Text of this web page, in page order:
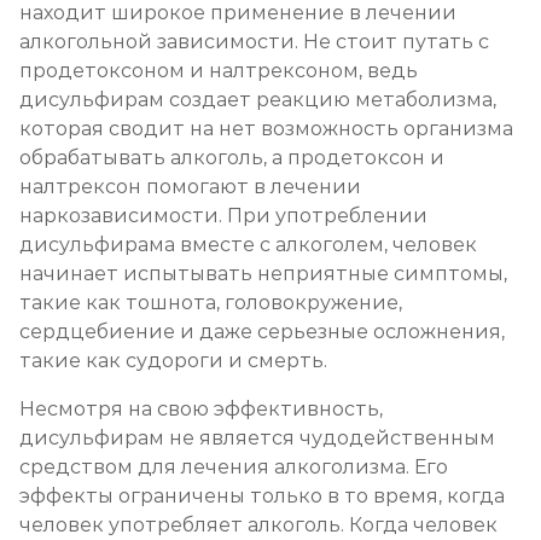
находит широкое применение в лечении
алкогольной зависимости. Не стоит путать с
продетоксоном и налтрексоном, ведь
дисульфирам создает реакцию метаболизма,
которая сводит на нет возможность организма
обрабатывать алкоголь, а продетоксон и
налтрексон помогают в лечении
наркозависимости. При употреблении
дисульфирама вместе с алкоголем, человек
начинает испытывать неприятные симптомы,
такие как тошнота, головокружение,
сердцебиение и даже серьезные осложнения,
такие как судороги и смерть.
Несмотря на свою эффективность,
дисульфирам не является чудодейственным
средством для лечения алкоголизма. Его
эффекты ограничены только в то время, когда
человек употребляет алкоголь. Когда человек